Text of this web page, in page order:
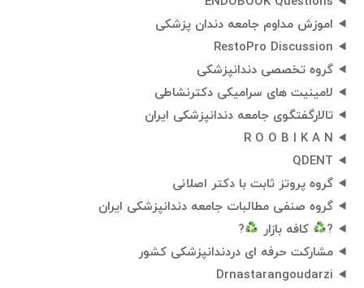
اموزش مداوم جامعه دندان پزشکی
RestoPro Discussion
گروه تخصصی دندانپزشکی
لامینیت های سرامیکی دکترنشاطی
تالارگفتگوی جامعه دندانپزشکی ایران
R O O B I K A N
QDENT
گروه پروتز ثابت با دکتر اصلانی
گروه صنفی مطالبات جامعه دندانپزشکی ایران
?
کافه بازار
?
مشارکت حرفه ای دردندانپزشکی کشور
Drnastarangoudarzi